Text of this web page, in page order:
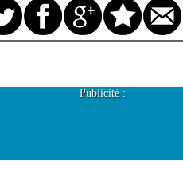
Publicité :